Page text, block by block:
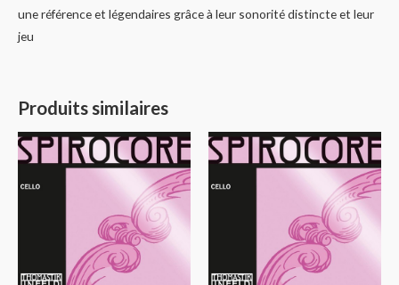
une référence et légendaires grâce à leur sonorité distincte et leur
jeu
Produits similaires